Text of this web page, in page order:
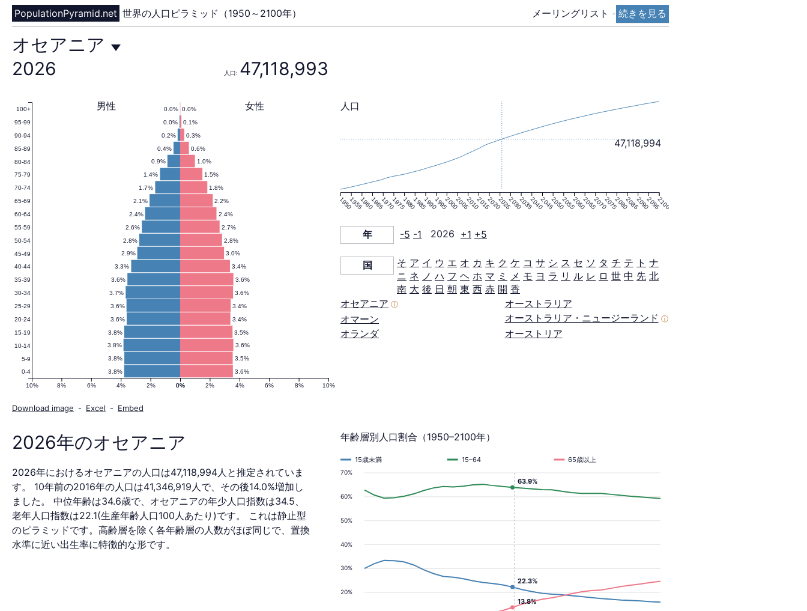
メーリングリスト - 続きを見る
PopulationPyramid.net 世界の人口ピラミッド（1950～2100年）
オ
セ
ア
ニ
ア
の
人
口
ピ
ラ
ミ
オセアニア
2026
人口: 47,118,993
3.6%
3.8%
3.5%
3.8%
3.6%
3.8%
3.5%
3.8%
3.4%
3.6%
3.4%
3.6%
3.6%
3.7%
3.6%
3.6%
3.4%
3.3%
3.0%
2.9%
2.8%
2.8%
2.7%
2.6%
2.4%
2.4%
2.2%
2.1%
1.8%
1.7%
1.5%
1.4%
1.0%
0.9%
0.6%
0.4%
0.3%
0.2%
0.1%
0.0%
0.0%
0.0% 女性
男性
0% 2% 4% 6% 8% 10%
10% 8% 6% 4% 2% 0%
0-4
5-9
10-14
15-19
20-24
25-29
30-34
35-39
40-44
45-49
50-54
55-59
60-64
65-69
70-74
75-79
80-84
85-89
90-94
95-99
100+
Download image - Excel - Embed
1950195519601965197019751980198519901995200020052010201520202025203020352040204520502055206020652070207520802085209020952100
47,118,994
人口
年 -5 -1 2026 +1 +5
国 そ ア イ ウ エ オ カ キ ク ケ コ サ シ ス セ ソ タ チ テ ト ナ
ニ ネ ノ ハ フ ヘ ホ マ ミ メ モ ヨ ラ リ ル レ ロ 世 中 先 北
南 大 後 日 朝 東 西 赤 開 香
オセアニア ⓘ
オマーン
オランダ
オーストラリア
オーストラリア・ニュージーランド ⓘ
オーストリア
2026年のオセアニア
2026年におけるオセアニアの人口は47,118,994人と推定されていま
す。 10年前の2016年の人口は41,346,919人で、その後14.0%増加し
ました。 中位年齢は34.6歳で、オセアニアの年少人口指数は34.5、
老年人口指数は22.1(生産年齢人口100人あたり)です。 これは静止型
のピラミッドです。高齢層を除く各年齢層の人数がほぼ同じで、置換
水準に近い出生率に特徴的な形です。
年齢層別人口割合（1950–2100年）
20%
30%
40%
50%
60%
70%
15歳未満 15–64 65歳以上
22.3%
13.8%
63.9%